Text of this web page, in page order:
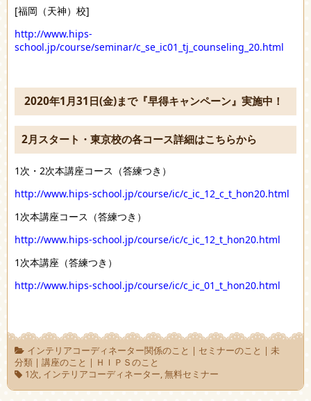
[福岡（天神）校]
http://www.hips-
school.jp/course/seminar/c_se_ic01_tj_counseling_20.html
2020年1月31日(金)まで『早得キャンペーン』実施中！
2月スタート・東京校の各コース詳細はこちらから
1次・2次本講座コース（答練つき）
http://www.hips-school.jp/course/ic/c_ic_12_c_t_hon20.html
1次本講座コース（答練つき）
http://www.hips-school.jp/course/ic/c_ic_12_t_hon20.html
1次本講座（答練つき）
http://www.hips-school.jp/course/ic/c_ic_01_t_hon20.html
インテリアコーディネーター関係のこと | セミナーのこと | 未
分類 | 講座のこと | ＨＩＰＳのこと
1次, インテリアコーディネーター,無料セミナー